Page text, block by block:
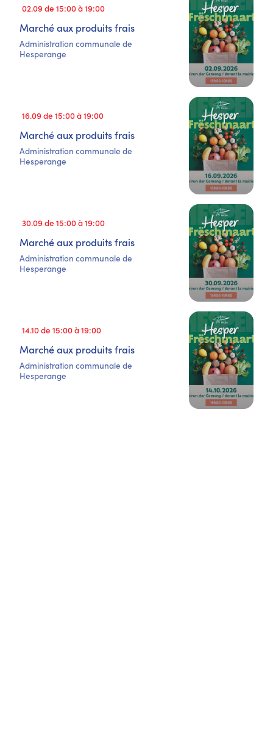
02.09 de 15:00 à 19:00
Marché aux produits frais
Administration communale de
Hesperange
16.09 de 15:00 à 19:00
Marché aux produits frais
Administration communale de
Hesperange
30.09 de 15:00 à 19:00
Marché aux produits frais
Administration communale de
Hesperange
14.10 de 15:00 à 19:00
Marché aux produits frais
Administration communale de
Hesperange